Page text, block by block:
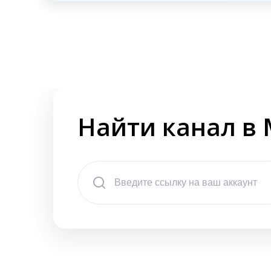
Найти канал в